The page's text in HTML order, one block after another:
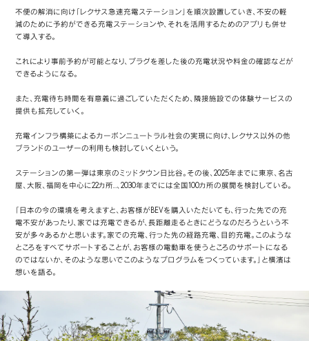
不便の解消に向け「レクサス急速充電ステーション」を順次設置していき、不安の軽
減のために予約ができる充電ステーションや、それを活用するためのアプリも併せ
て導入する。
これにより事前予約が可能となり、プラグを差した後の充電状況や料金の確認などが
できるようになる。
また、充電待ち時間を有意義に過ごしていただくため、隣接施設での体験サービスの
提供も拡充していく。
充電インフラ構築によるカーボンニュートラル社会の実現に向け、レクサス以外の他
ブランドのユーザーの利用も検討していくという。
ステーションの第一弾は東京のミッドタウン日比谷。その後、2025年までに東京、名古
屋、大阪、福岡を中心に22カ所…、2030年までには全国100カ所の展開を検討している。
「日本の今の環境を考えますと、お客様がBEVを購入いただいても、行った先での充
電不安があったり、家では充電できるが、長距離走るときにどうなのだろうという不
安が多々あるかと思います。家での充電、行った先の経路充電、目的充電。このような
ところをすべてサポートすることが、お客様の電動車を使うところのサポートになる
のではないか、そのような思いでこのようなプログラムをつくっています。」と横濱は
想いを語る。